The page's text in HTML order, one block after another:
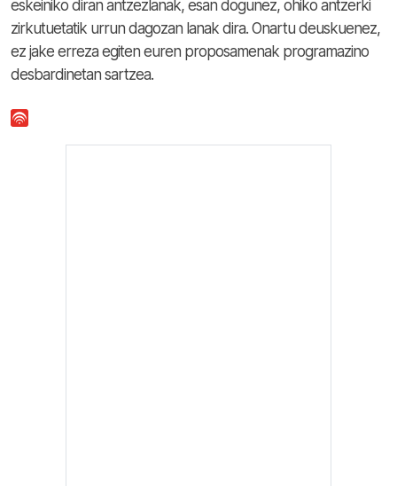
eskeiniko diran antzezlanak, esan dogunez, ohiko antzerki
zirkutuetatik urrun dagozan lanak dira. Onartu deuskuenez,
ez jake erreza egiten euren proposamenak programazino
desbardinetan sartzea.